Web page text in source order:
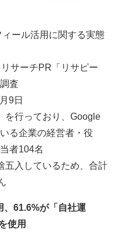
ール活用に関する実態
サーチPR「リサピー
査
9日
を行っており、Google
る企業の経営者・役
者104名
五入しているため、合計
61.6%が「自社運
使用